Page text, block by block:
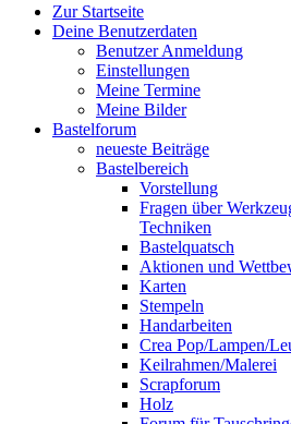
Zur Startseite
Deine Benutzerdaten
Benutzer Anmeldung
Einstellungen
Meine Termine
Meine Bilder
Bastelforum
neueste Beiträge
Bastelbereich
Vorstellung
Fragen über
Techniken
Bastelquatsch
Aktionen und
Karten
Stempeln
Handarbeiten
Crea Pop/Lampen/
Keilrahmen/Malerei
Scrapforum
Holz